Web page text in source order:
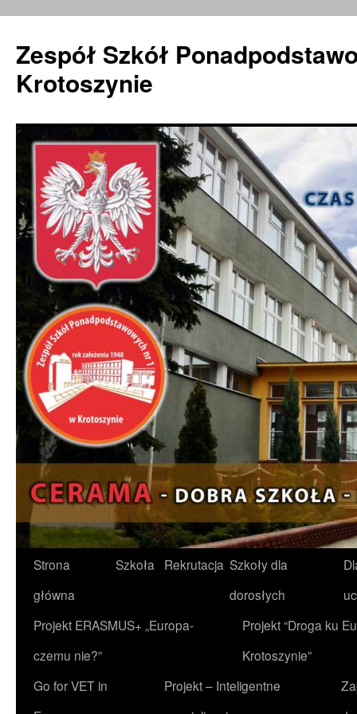
Zespół Szkół
Krotoszynie
Przejdź
do
treści
Strona
główna
Szkoła Rekrutacja Szkoły dla
dorosłych
Projekt ERASMUS+ „Europa-
czemu nie?”
Projekt “Droga ku
Krotoszynie”
Go for VET in
Projekt – Inteligentne